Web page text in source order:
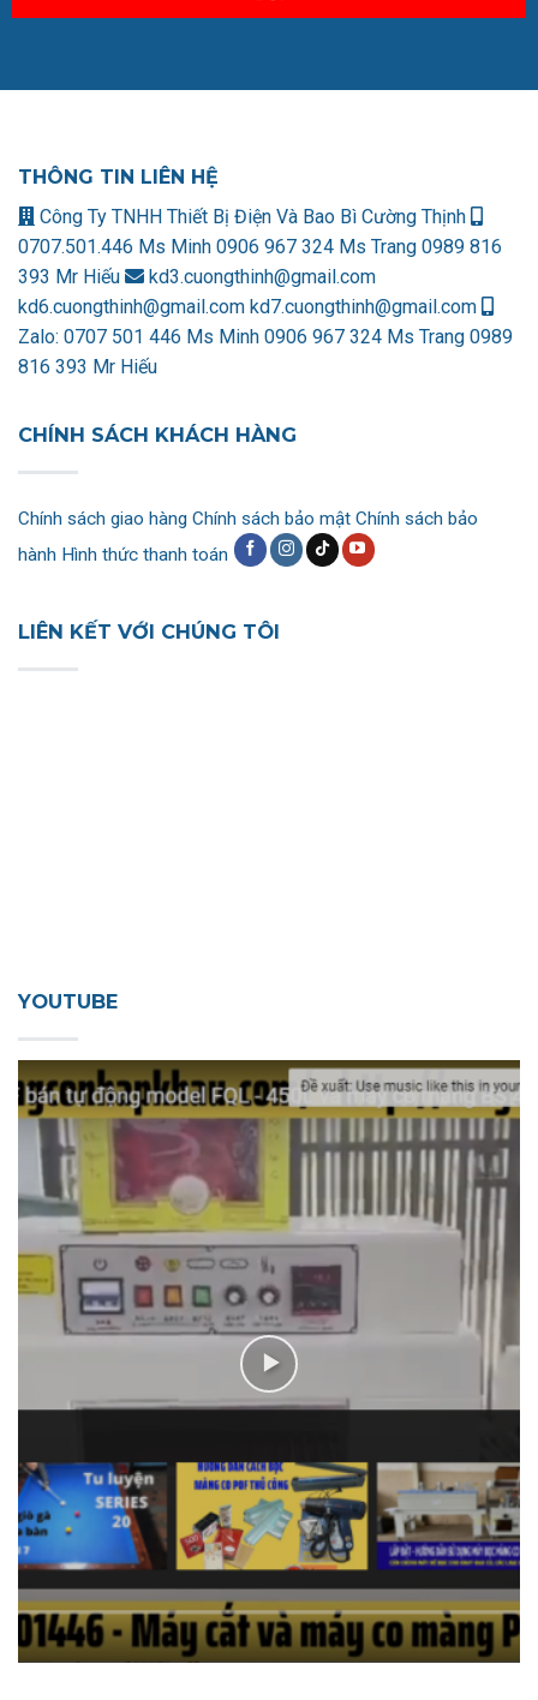
THÔNG TIN LIÊN HỆ
Công Ty TNHH Thiết Bị Điện Và Bao Bì Cường Thịnh
0707.501.446 Ms Minh 0906 967 324 Ms Trang 0989 816
393 Mr Hiếu
kd3.cuongthinh@gmail.com
kd6.cuongthinh@gmail.com kd7.cuongthinh@gmail.com
Zalo: 0707 501 446 Ms Minh 0906 967 324 Ms Trang 0989
816 393 Mr Hiếu
CHÍNH SÁCH KHÁCH HÀNG
Chính sách giao hàng Chính sách bảo mật Chính sách bảo
hành Hình thức thanh toán
LIÊN KẾT VỚI CHÚNG TÔI
YOUTUBE